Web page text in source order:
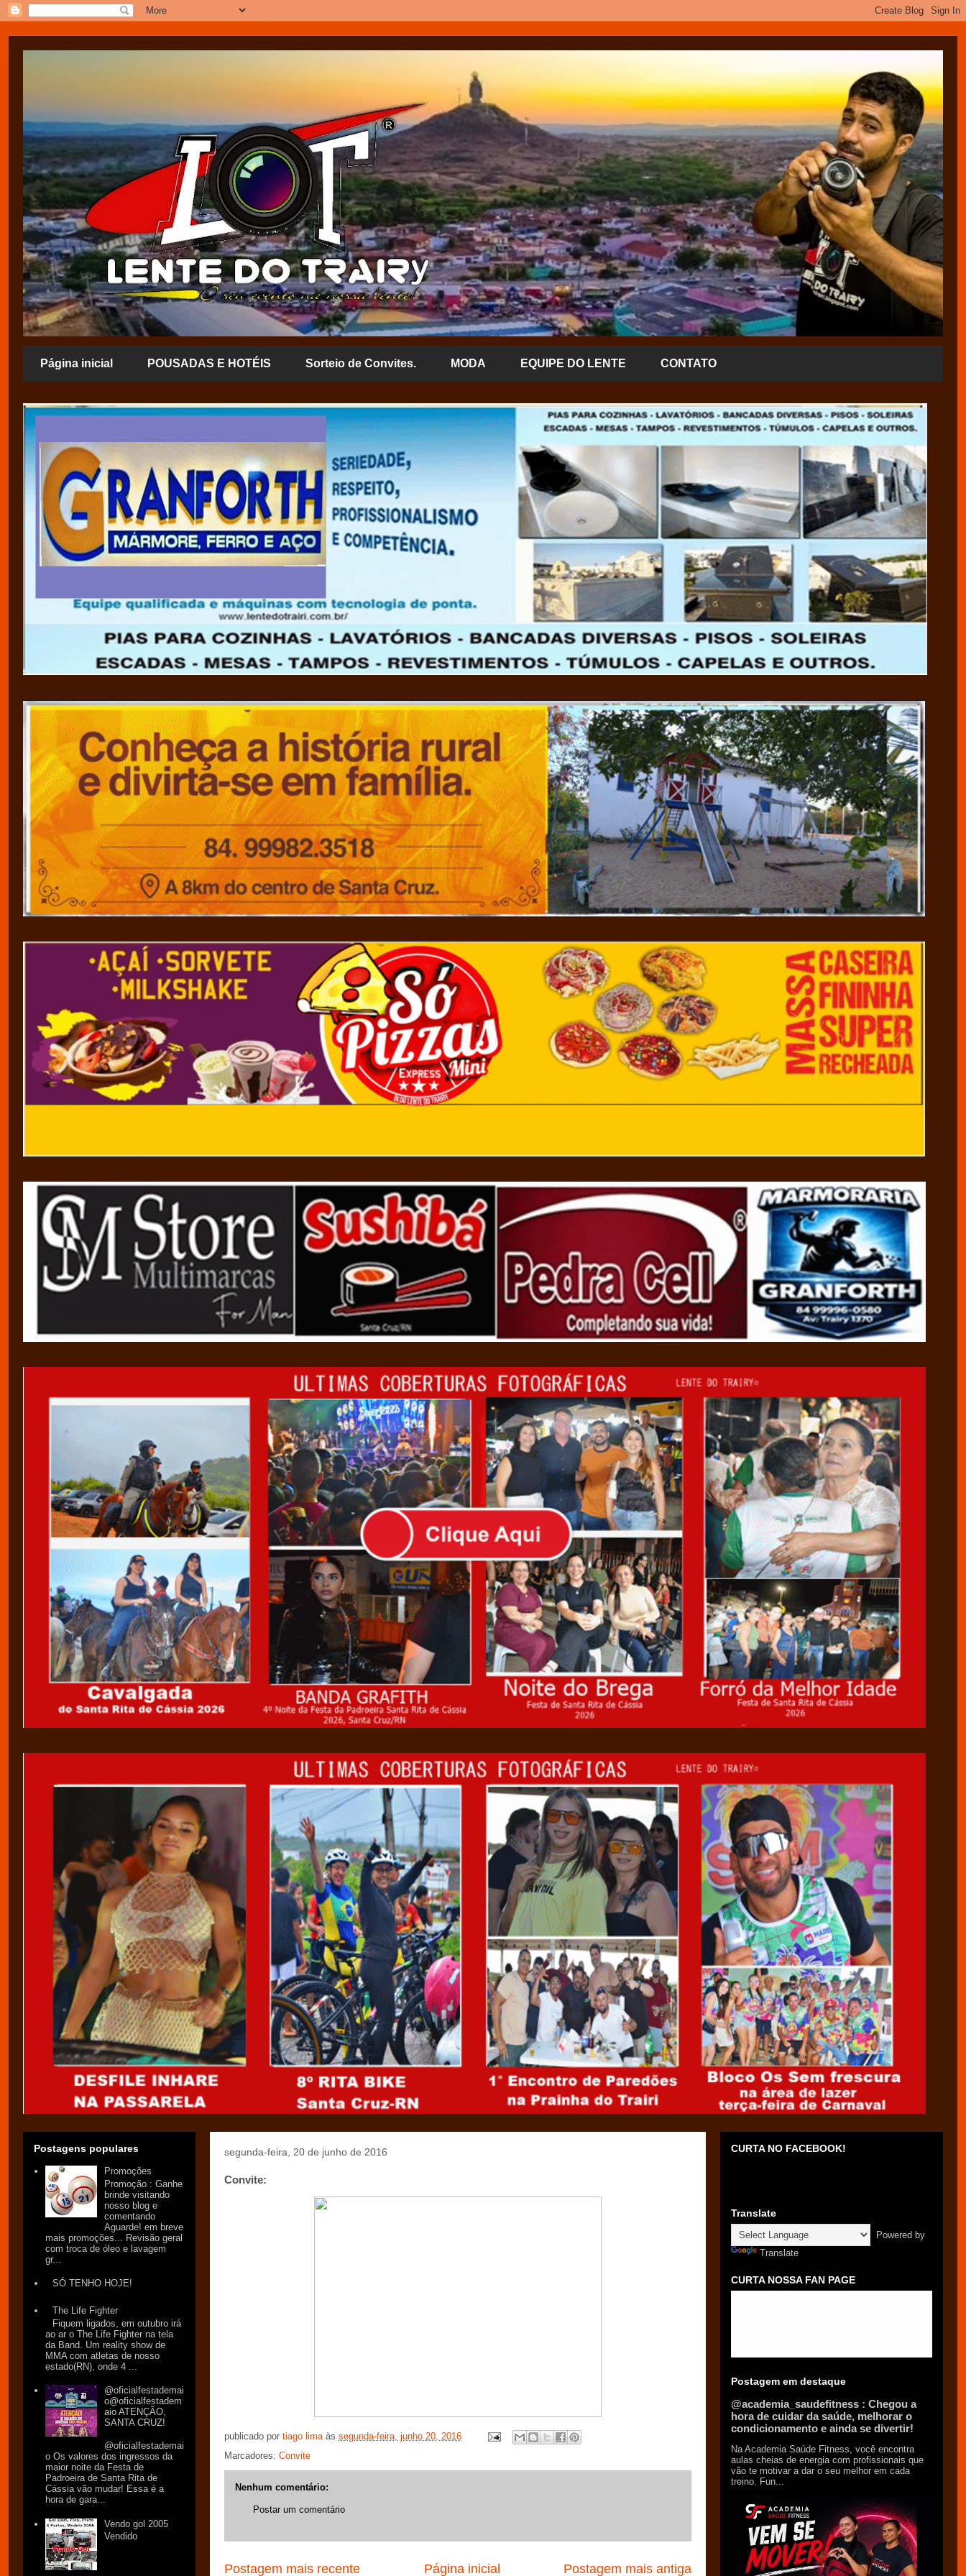
Página inicial POUSADAS E HOTÉIS Sorteio de Convites. MODA EQUIPE DO LENTE CONTATO
segunda-feira, 20 de junho de 2016
Convite:
publicado por tiago lima às segunda-feira, junho 20, 2016
Marcadores: Convite
Nenhum comentário:
Postar um comentário
Postagem mais recente Postagem mais antiga
Página inicial
Postagens populares
Promoções
Promoção : Ganhe
brinde visitando
nosso blog e
comentando
Aguarde! em breve
mais promoções... Revisão geral
com troca de óleo e lavagem
gr...
SÓ TENHO HOJE!
The Life Fighter
Fiquem ligados, em outubro irá
ao ar o The Life Fighter na tela
da Band. Um reality show de
MMA com atletas de nosso
estado(RN), onde 4 ...
@oficialfestademai
o@oficialfestadem
aio ATENÇÃO,
SANTA CRUZ!
@oficialfestademai
o Os valores dos ingressos da
maior noite da Festa de
Padroeira de Santa Rita de
Cássia vão mudar! Essa é a
hora de gara...
Vendo gol 2005
Vendido
CURTA NO FACEBOOK!
Translate
Powered by
Translate
CURTA NOSSA FAN PAGE
Postagem em destaque
@academia_saudefitness : Chegou a
hora de cuidar da saúde, melhorar o
condicionamento e ainda se divertir!
Na Academia Saúde Fitness, você encontra
aulas cheias de energia com profissionais que
vão te motivar a dar o seu melhor em cada
treino. Fun...